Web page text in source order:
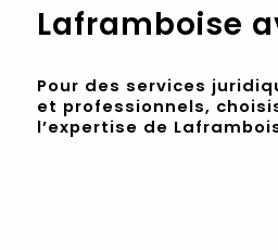
Laframboise
Pour des services
et professionnels,
l’expertise de